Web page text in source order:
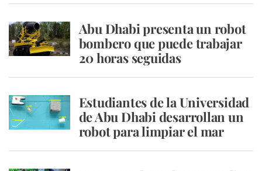
Abu Dhabi presenta un robot
bombero que puede trabajar
20 horas seguidas
Estudiantes de la Universidad
de Abu Dhabi desarrollan un
robot para limpiar el mar